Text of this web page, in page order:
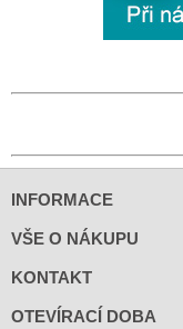
INFORMACE
VŠE O NÁKUPU
KONTAKT
OTEVÍRACÍ DOBA